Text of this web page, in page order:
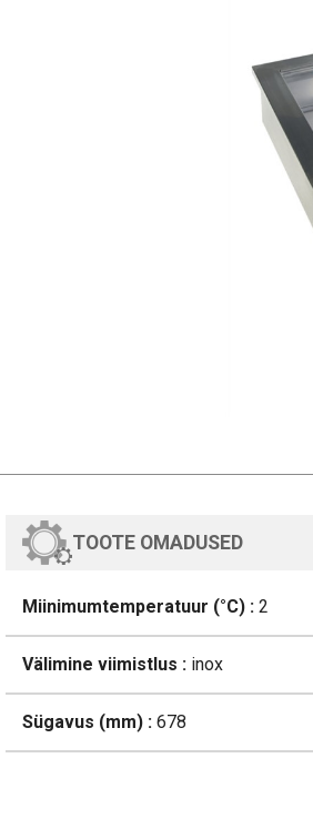
TOOTE OMADUSED
Miinimumtemperatuur (°C) : 2
Välimine viimistlus : inox
Sügavus (mm) : 678